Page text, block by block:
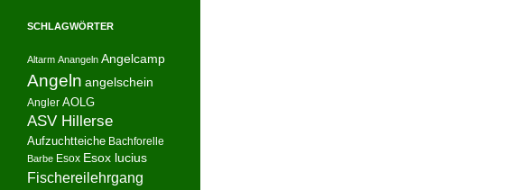
SCHLAGWÖRTER
Altarm Anangeln Angelcamp
Angeln angelschein
Angler AOLG
ASV Hillerse
Aufzuchtteiche Bachforelle
Barbe Esox Esox lucius
Fischereilehrgang